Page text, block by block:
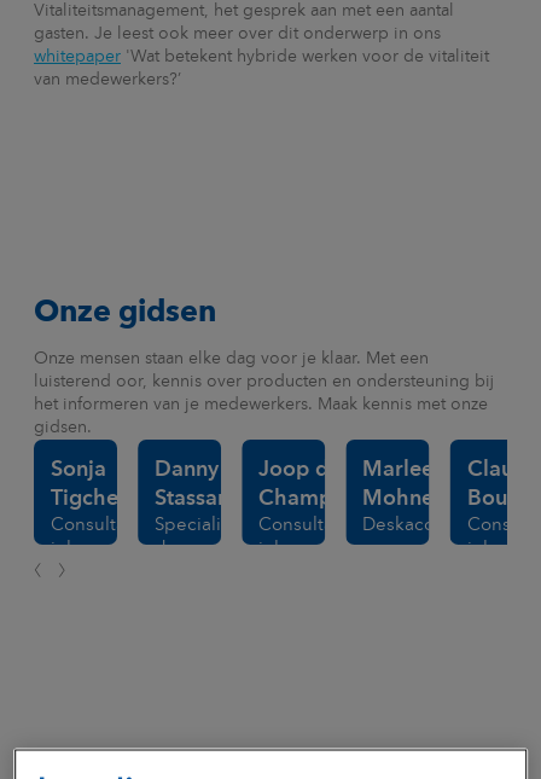
Vitaliteitsmanagement, het gesprek aan met een aantal
gasten. Je leest ook meer over dit onderwerp in ons
whitepaper 'Wat betekent hybride werken voor de vitaliteit
van medewerkers?’
Onze gidsen
Onze mensen staan elke dag voor je klaar. Met een
luisterend oor, kennis over producten en ondersteuning bij
het informeren van je medewerkers. Maak kennis met onze
gidsen.
Sonja
Tigchelaar
Consultant
inkomen
en
Danny
Stassar
Specialist
duurzame
Joop de
Champs
Consultant
inkomen
Marleen
Mohnen
inkomen